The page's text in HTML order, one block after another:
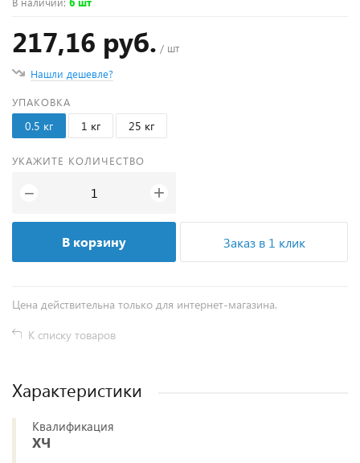
217,16 руб. / шт
Нашли дешевле?
УПАКОВКА
0.5 кг 1 кг 25 кг
УКАЖИТЕ КОЛИЧЕСТВО
− +
В корзину Заказ в 1 клик
Цена действительна только для интернет-магазина.
К списку товаров
Характеристики
Квалификация
ХЧ